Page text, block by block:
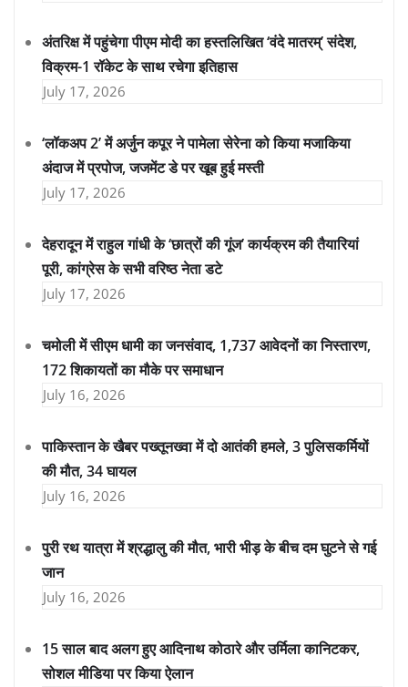
अंतरिक्ष में पहुंचेगा पीएम मोदी का हस्तलिखित ‘वंदे मातरम्’ संदेश,
विक्रम-1 रॉकेट के साथ रचेगा इतिहास
July 17, 2026
‘लॉकअप 2’ में अर्जुन कपूर ने पामेला सेरेना को किया मजाकिया
अंदाज में प्रपोज, जजमेंट डे पर खूब हुई मस्ती
July 17, 2026
देहरादून में राहुल गांधी के ‘छात्रों की गूंज’ कार्यक्रम की तैयारियां
पूरी, कांग्रेस के सभी वरिष्ठ नेता डटे
July 17, 2026
चमोली में सीएम धामी का जनसंवाद, 1,737 आवेदनों का निस्तारण,
172 शिकायतों का मौके पर समाधान
July 16, 2026
पाकिस्तान के खैबर पख्तूनख्वा में दो आतंकी हमले, 3 पुलिसकर्मियों
की मौत, 34 घायल
July 16, 2026
पुरी रथ यात्रा में श्रद्धालु की मौत, भारी भीड़ के बीच दम घुटने से गई
जान
July 16, 2026
15 साल बाद अलग हुए आदिनाथ कोठारे और उर्मिला कानिटकर,
सोशल मीडिया पर किया ऐलान